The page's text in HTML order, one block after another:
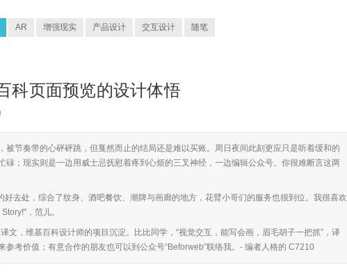
AR 增强现实 产品设计 交互设计 随笔
科页面预览的设计体悟
被节奏带的心砰砰跳，但戛然而止的结局还是难以买账。周日夜间此刻更应只是听着缓和的
碌；现实则是一边用威士忌抚慰着疼到心烦的三叉神经，一边编辑公众号。你很难断言这两
好去处，综合了纹身、酒吧餐饮、潮牌与画廊的地方，花臂小哥们的服务也很到位。我很喜欢
，范儿。
文，维基百科设计师的项目沉淀。比比同学，“视觉交互，能写会画，眉毛胡子一把抓”，译
参考价值；有意合作的朋友也可以到公众号“Beforweb”联络我。- 编者人格的 C7210